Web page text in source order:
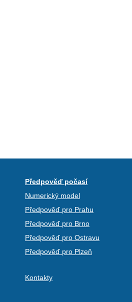
Předpověď počasí
Numerický model
Předpověď pro Prahu
Předpověď pro Brno
Předpověď pro Ostravu
Předpověď pro Plzeň
Kontakty